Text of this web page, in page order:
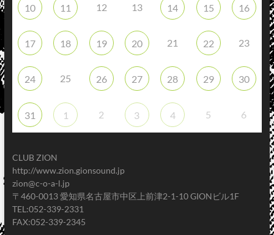
10 11 12 13 14 15 16
17 18 19 20 21 22 23
24 25 26 27 28 29 30
31 1 2 3 4 5 6
CLUB ZION
http://www.zion.gionsound.jp
zion@c-o-a-l.jp
〒460-0013 愛知県名古屋市中区上前津2-1-10 GIONビル1F
TEL:052-339-2331
FAX:052-339-2345